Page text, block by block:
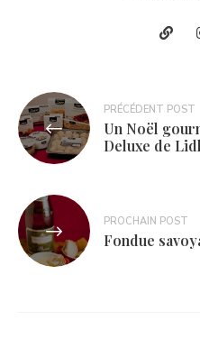
Navigation
de
l’article
PRÉCÉDENT POST
Un Noël
Deluxe de
PROCHAIN POST
Fondue